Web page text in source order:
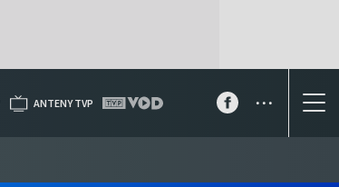
ANTENY TVP ...